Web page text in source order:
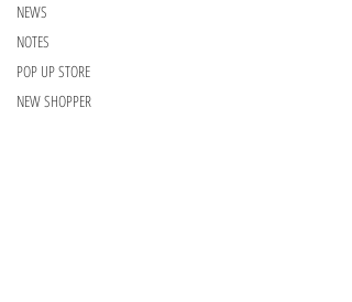
NEWS
NOTES
POP UP STORE
NEW SHOPPER